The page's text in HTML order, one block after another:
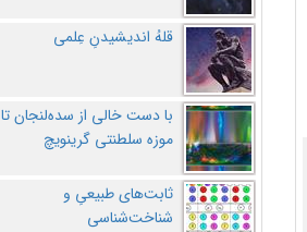
قلهُ اندیشیدنِ عِلمی
با دست خالی از سده‌لنجان تا
موزه سلطنتی گرینویچ
ثابت‌های طبیعیِ و
شناخت‌شناسی